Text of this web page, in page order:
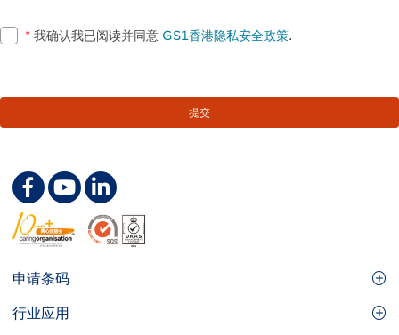
* 我确认我已阅读并同意 GS1香港隐私安全政策.
Footer
Site
申请条码
GS1条码
行业应用